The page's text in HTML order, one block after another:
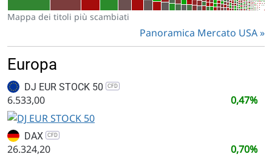
Mappa dei titoli più scambiati
Panoramica Mercato USA
Europa
DJ EUR STOCK 50 CFD
6.533,00 0,47%
DAX CFD
26.324,20 0,70%